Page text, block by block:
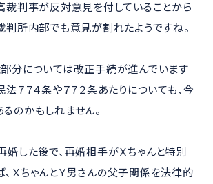
裁判事が反対意見を付していることから
判所内部でも意見が割れたようですね。
分については改正手続が進んでいます
法７７４条や７７２条あたりについても、今
のかもしれません。
婚した後で、再婚相手がＸちゃんと特別
ＸちゃんとＹ男さんの父子関係を法律的